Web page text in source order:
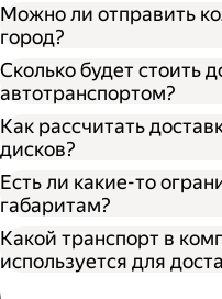
Можно ли отправить
город?
Открыть
Выбрать
Ввести данные в
Ввести контакты
отправителя;
Сколько будет стоить
автотранспортом?
Как рассчитать
дисков?
В приложении
На сайте Яндекс
Есть ли какие-то
габаритам?
Какой транспорт в
используется для